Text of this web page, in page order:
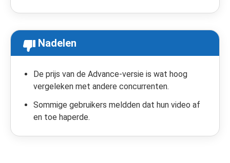
Nadelen
De prijs van de Advance-versie is wat hoog
vergeleken met andere concurrenten.
Sommige gebruikers meldden dat hun video af
en toe haperde.